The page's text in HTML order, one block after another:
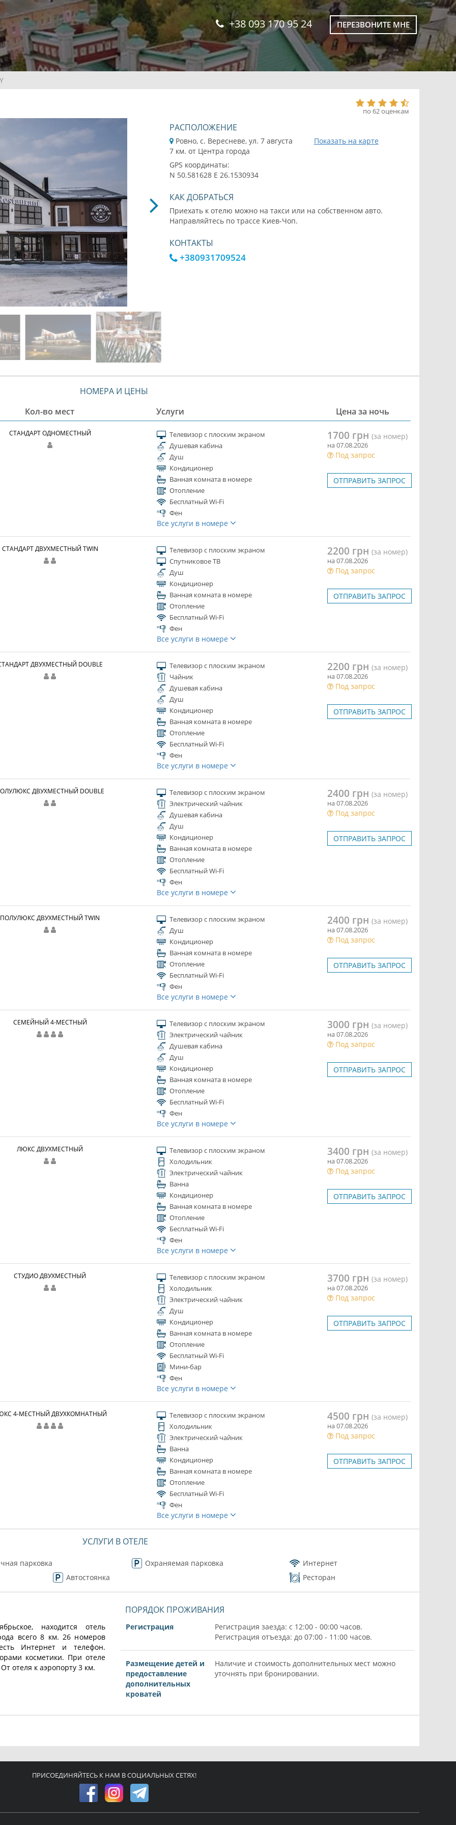
+38 093 170 95 24 ПЕРЕЗВОНИТЕ МНЕ
по 62 оценкам
РАСПОЛОЖЕНИЕ
Ровно, с. Вересневе, ул. 7 августа
Показать на карте
7 км. от Центра города
GPS координаты:
N 50.581628 E 26.1530934
КАК ДОБРАТЬСЯ
Приехать к отелю можно на такси или на собственном авто.
Направляйтесь по трассе Киев-Чоп.
КОНТАКТЫ
+380931709524
НОМЕРА И ЦЕНЫ
Кол-во мест
Услуги Цена за ночь
СТАНДАРТ ОДНОМЕСТНЫЙ
Телевизор с плоским экраном
Душевая кабина
Душ
Кондиционер
Ванная комната в номере
Отопление
Бесплатный Wi-Fi
Фен
Все услуги в номере
1700 грн (за номер)
на 07.08.2026
Под запрос
ОТПРАВИТЬ ЗАПРОС
СТАНДАРТ ДВУХМЕСТНЫЙ TWIN
Телевизор с плоским экраном
Спутниковое ТВ
Душ
Кондиционер
Ванная комната в номере
Отопление
Бесплатный Wi-Fi
Фен
Все услуги в номере
2200 грн (за номер)
на 07.08.2026
Под запрос
ОТПРАВИТЬ ЗАПРОС
ДВУХМЕСТНЫЙ DOUBLE
Телевизор с плоским экраном
Чайник
Душевая кабина
Душ
Кондиционер
Ванная комната в номере
Отопление
Бесплатный Wi-Fi
Фен
Все услуги в номере
2200 грн (за номер)
на 07.08.2026
Под запрос
ОТПРАВИТЬ ЗАПРОС
ДВУХМЕСТНЫЙ DOUBLE
Телевизор с плоским экраном
Электрический чайник
Душевая кабина
Душ
Кондиционер
Ванная комната в номере
Отопление
Бесплатный Wi-Fi
Фен
Все услуги в номере
2400 грн (за номер)
на 07.08.2026
Под запрос
ОТПРАВИТЬ ЗАПРОС
ПОЛУЛЮКС ДВУХМЕСТНЫЙ TWIN
Телевизор с плоским экраном
Душ
Кондиционер
Ванная комната в номере
Отопление
Бесплатный Wi-Fi
Фен
Все услуги в номере
2400 грн (за номер)
на 07.08.2026
Под запрос
ОТПРАВИТЬ ЗАПРОС
СЕМЕЙНЫЙ 4-МЕСТНЫЙ
Телевизор с плоским экраном
Электрический чайник
Душевая кабина
Душ
Кондиционер
Ванная комната в номере
Отопление
Бесплатный Wi-Fi
Фен
Все услуги в номере
3000 грн (за номер)
на 07.08.2026
Под запрос
ОТПРАВИТЬ ЗАПРОС
ЛЮКС ДВУХМЕСТНЫЙ
Телевизор с плоским экраном
Холодильник
Электрический чайник
Ванна
Кондиционер
Ванная комната в номере
Отопление
Бесплатный Wi-Fi
Фен
Все услуги в номере
3400 грн (за номер)
на 07.08.2026
Под запрос
ОТПРАВИТЬ ЗАПРОС
СТУДИО ДВУХМЕСТНЫЙ
Телевизор с плоским экраном
Холодильник
Электрический чайник
Душ
Кондиционер
Ванная комната в номере
Отопление
Бесплатный Wi-Fi
Мини-бар
Фен
Все услуги в номере
3700 грн (за номер)
на 07.08.2026
Под запрос
ОТПРАВИТЬ ЗАПРОС
4-МЕСТНЫЙ ДВУХКОМНАТНЫЙ
Телевизор с плоским экраном
Холодильник
Электрический чайник
Ванна
Кондиционер
Ванная комната в номере
Отопление
Бесплатный Wi-Fi
Фен
Все услуги в номере
4500 грн (за номер)
на 07.08.2026
Под запрос
ОТПРАВИТЬ ЗАПРОС
УСЛУГИ В ОТЕЛЕ
парковка Охраняемая парковка
Интернет
Автостоянка
Ресторан
находится отель
всего 8 км. 26 номеров
Интернет и телефон.
косметики. При отеле
отеля к аэропорту 3 км.
ПОРЯДОК ПРОЖИВАНИЯ
Регистрация
Регистрация заезда: с 12:00 - 00:00 часов.
Регистрация отъезда: до 07:00 - 11:00 часов.
Размещение детей и
предоставление
дополнительных
кроватей
Наличие и стоимость дополнительных мест можно
уточнять при бронировании.
ПРИСОЕДИНЯЙТЕСЬ К НАМ В СОЦИАЛЬНЫХ СЕТЯХ!